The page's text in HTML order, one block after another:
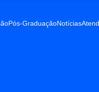
Pós-GraduaçãoNotícias